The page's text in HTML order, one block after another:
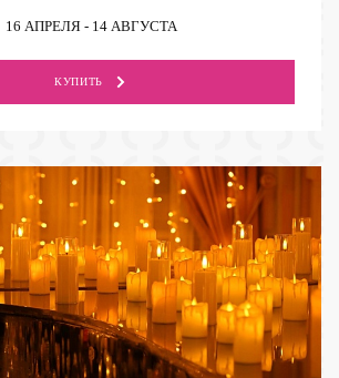
16 АПРЕЛЯ - 14 АВГУСТА
КУПИТЬ